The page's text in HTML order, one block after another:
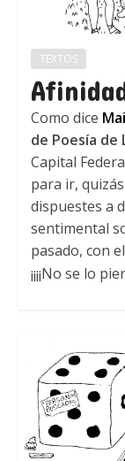
TEXTOS
Como dice
de Poesía de
Capital
para ir,
dispuestes a
sentimental
pasado, con
¡¡¡¡No se lo